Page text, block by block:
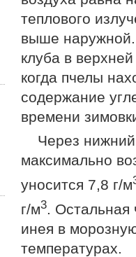
теплового
выше наружной.
клуба в
когда пчелы
содержание
времени
Через нижний
максимально
уносится 7,8 г/м
г/м3. Остальная
инея в
температурах.